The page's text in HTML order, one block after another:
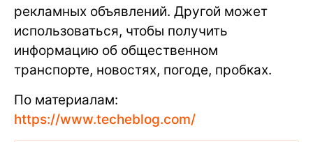
рекламных объявлений. Другой может
использоваться, чтобы получить
информацию об общественном
транспорте, новостях, погоде, пробках.
По материалам:
https://www.techeblog.com/